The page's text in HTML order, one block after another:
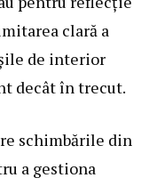
clară a
de interior
decât în trecut.
schimbările din
a gestiona